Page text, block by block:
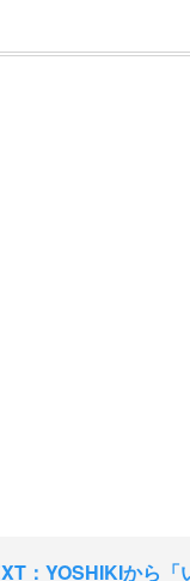
：YOSHIKIから「